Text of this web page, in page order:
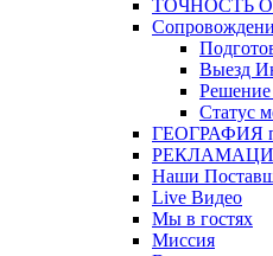
ТОЧНОСТЬ
Выезд
Решение
Статус
ГЕОГРАФИЯ
Наши
Live Видео
Мы в гостях
Миссия